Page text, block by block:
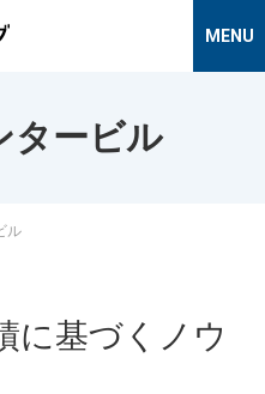
タービル
ル
に基づくノウ